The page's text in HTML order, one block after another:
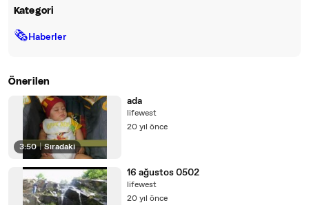
Kategori
🗞Haberler
Önerilen
3:50 | Sıradaki
ada
lifewest
20 yıl önce
16 ağustos 0502
lifewest
20 yıl önce